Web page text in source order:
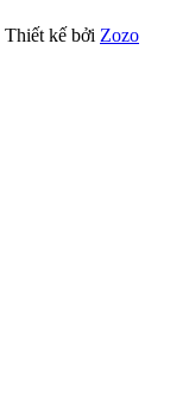
Thiết kế bởi Zozo